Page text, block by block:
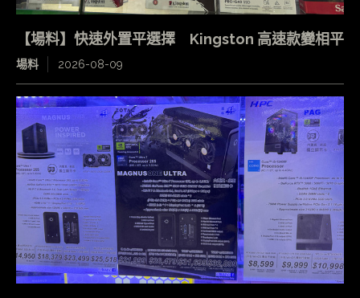
【場料】快速外置平選擇 Kingston 高速款變相平
場料 2026-08-09